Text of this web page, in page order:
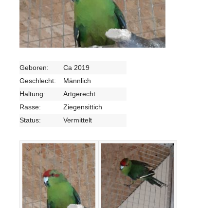
Geboren:
Ca 2019
Geschlecht:
Männlich
Haltung:
Artgerecht
Rasse:
Ziegensittich
Status:
Vermittelt